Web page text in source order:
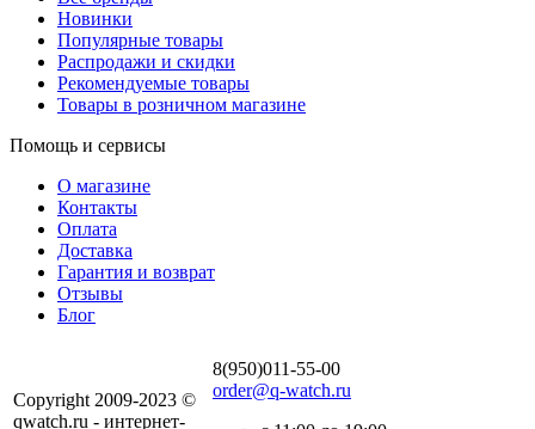
Новинки
Популярные товары
Распродажи и скидки
Рекомендуемые товары
Товары в розничном магазине
Помощь и сервисы
О магазине
Контакты
Оплата
Доставка
Гарантия и возврат
Отзывы
Блог
Copyright 2009-2023 ©
qwatch.ru - интернет-
8(950)011-55-00
order@q-watch.ru